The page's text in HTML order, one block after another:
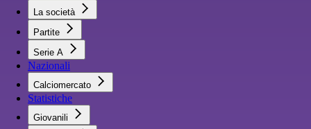
La società
Partite
Serie A
Nazionali
Calciomercato
Statistiche
Giovanili